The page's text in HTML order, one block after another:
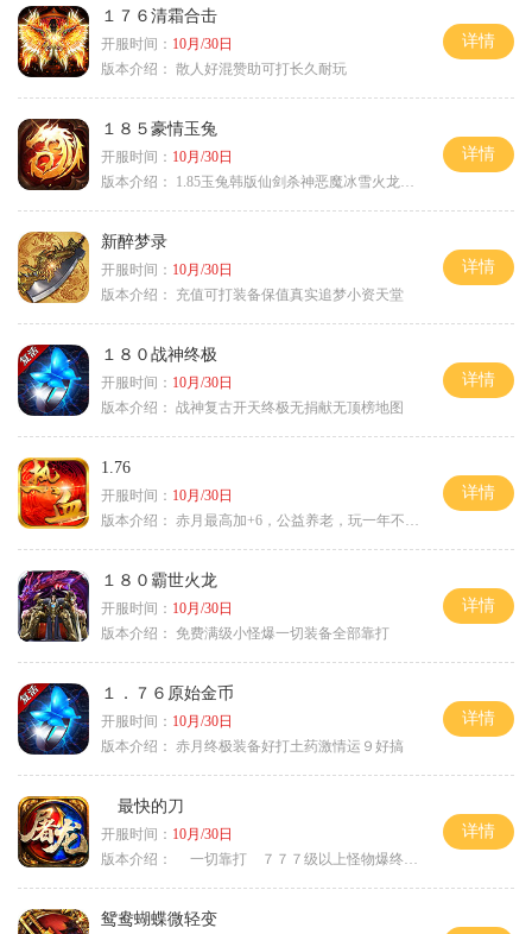
１７６清霜合击
开服时间： 10月/30日
版本介绍： 散人好混赞助可打长久耐玩
详情
１８５豪情玉兔
开服时间： 10月/30日
版本介绍：
1.85玉兔韩版仙剑杀神恶魔冰雪火龙神器专属
详情
新醉梦录
开服时间： 10月/30日
版本介绍：
充值可打装备保值真实追梦小资天堂
详情
１８０战神终极
开服时间： 10月/30日
版本介绍： 战神复古开天终极无捐献无顶榜地图
详情
1.76
开服时间： 10月/30日
版本介绍： 赤月最高加+6，公益养老，玩一年不腻，屠龙
详情
１８０霸世火龙
开服时间： 10月/30日
版本介绍： 免费满级小怪爆一切装备全部靠打
详情
１．７６原始金币
开服时间： 10月/30日
版本介绍： 赤月终极装备好打土药激情运９好搞
详情
最快的刀
开服时间： 10月/30日
版本介绍：
一切靠打 ７７７级以上怪物爆终极
详情
鸳鸯蝴蝶微轻变